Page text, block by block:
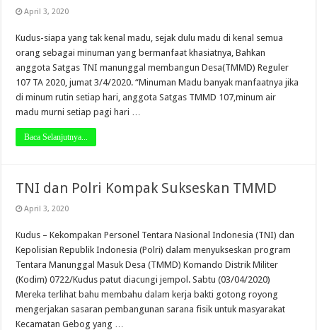
April 3, 2020
Kudus-siapa yang tak kenal madu, sejak dulu madu di kenal semua
orang sebagai minuman yang bermanfaat khasiatnya, Bahkan
anggota Satgas TNI manunggal membangun Desa(TMMD) Reguler
107 TA 2020, jumat 3/4/2020. “Minuman Madu banyak manfaatnya jika
di minum rutin setiap hari, anggota Satgas TMMD 107,minum air
madu murni setiap pagi hari …
Baca Selanjutnya...
TNI dan Polri Kompak Sukseskan TMMD
April 3, 2020
Kudus – Kekompakan Personel Tentara Nasional Indonesia (TNI) dan
Kepolisian Republik Indonesia (Polri) dalam menyukseskan program
Tentara Manunggal Masuk Desa (TMMD) Komando Distrik Militer
(Kodim) 0722/Kudus patut diacungi jempol. Sabtu (03/04/2020)
Mereka terlihat bahu membahu dalam kerja bakti gotong royong
mengerjakan sasaran pembangunan sarana fisik untuk masyarakat
Kecamatan Gebog yang …